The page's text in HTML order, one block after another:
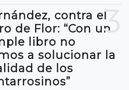
3
contra el
de Flor: “Con un
libro no
a solucionar la
de los